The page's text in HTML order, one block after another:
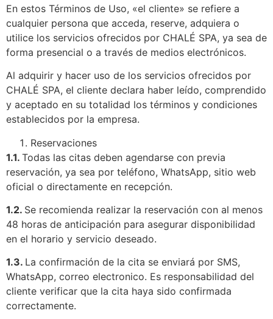
En estos Términos de Uso, «el cliente» se refiere a
cualquier persona que acceda, reserve, adquiera o
utilice los servicios ofrecidos por CHALÉ SPA, ya sea de
forma presencial o a través de medios electrónicos.
Al adquirir y hacer uso de los servicios ofrecidos por
CHALÉ SPA, el cliente declara haber leído, comprendido
y aceptado en su totalidad los términos y condiciones
establecidos por la empresa.
Reservaciones
1.1. Todas las citas deben agendarse con previa
reservación, ya sea por teléfono, WhatsApp, sitio web
oficial o directamente en recepción.
1.2. Se recomienda realizar la reservación con al menos
48 horas de anticipación para asegurar disponibilidad
en el horario y servicio deseado.
1.3. La confirmación de la cita se enviará por SMS,
WhatsApp, correo electronico. Es responsabilidad del
cliente verificar que la cita haya sido confirmada
correctamente.